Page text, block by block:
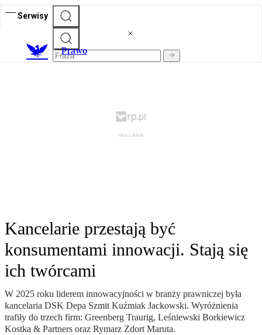
Serwisy
Prawo
Kancelarie przestają być
konsumentami innowacji. Stają się
ich twórcami
W 2025 roku liderem innowacyjności w branży prawniczej była
kancelaria DSK Depa Szmit Kuźmiak Jackowski. Wyróżnienia
trafiły do trzech firm: Greenberg Traurig, Leśniewski Borkiewicz
Kostka & Partners oraz Rymarz Zdort Maruta.